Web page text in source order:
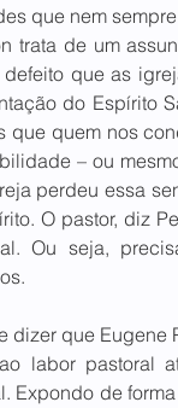
que nem
trata de um
defeito que as
do Espírito
que quem nos
– ou
perdeu essa
O pastor, diz
Ou seja,
dizer que Eugene
labor pastoral
Expondo de